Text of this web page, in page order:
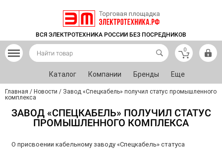
ВСЯ ЭЛЕКТРОТЕХНИКА РОССИИ БЕЗ ПОСРЕДНИКОВ
0
Каталог Компании Бренды Еще
Главная / Новости / Завод «Спецкабель» получил статус промышленного
комплекса
ЗАВОД «СПЕЦКАБЕЛЬ» ПОЛУЧИЛ СТАТУС
ПРОМЫШЛЕННОГО КОМПЛЕКСА
О присвоении кабельному заводу «Спецкабель» статуса